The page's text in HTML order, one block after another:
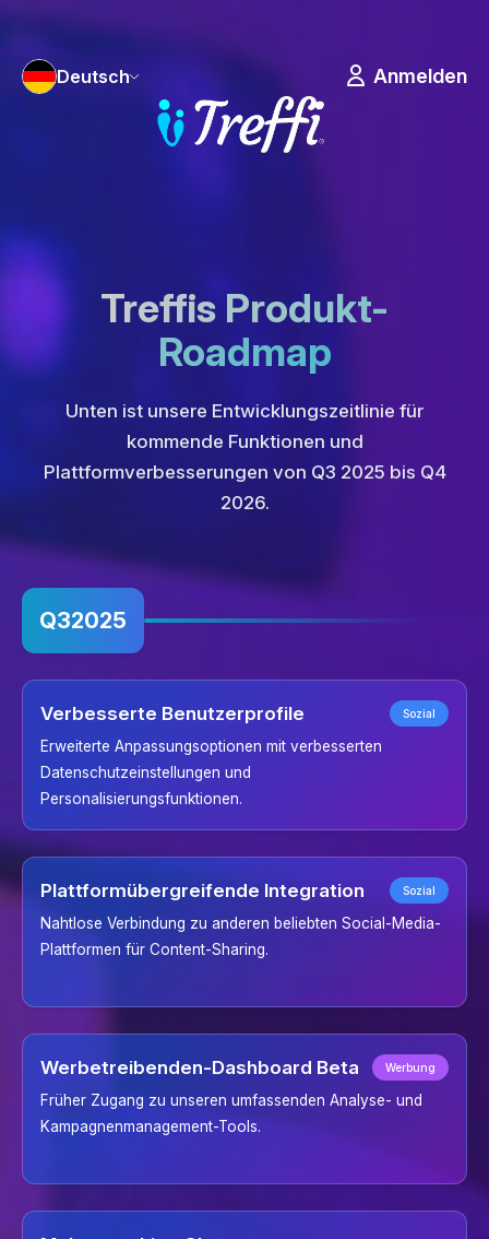
Deutsch Anmelden
Treffis Produkt-
Roadmap
Unten ist unsere Entwicklungszeitlinie für
kommende Funktionen und
Plattformverbesserungen von Q3 2025 bis Q4
2026.
Q32025
Verbesserte Benutzerprofile Sozial
Erweiterte Anpassungsoptionen mit verbesserten
Datenschutzeinstellungen und
Personalisierungsfunktionen.
Plattformübergreifende Integration Sozial
Nahtlose Verbindung zu anderen beliebten Social-Media-
Plattformen für Content-Sharing.
Werbetreibenden-Dashboard Beta Werbung
Früher Zugang zu unseren umfassenden Analyse- und
Kampagnenmanagement-Tools.